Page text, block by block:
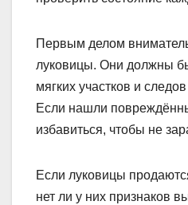
Первым делом
луковицы. Они должны
мягких участков и
Если нашли
избавиться, чтобы не
Если луковицы
нет ли у них признаков